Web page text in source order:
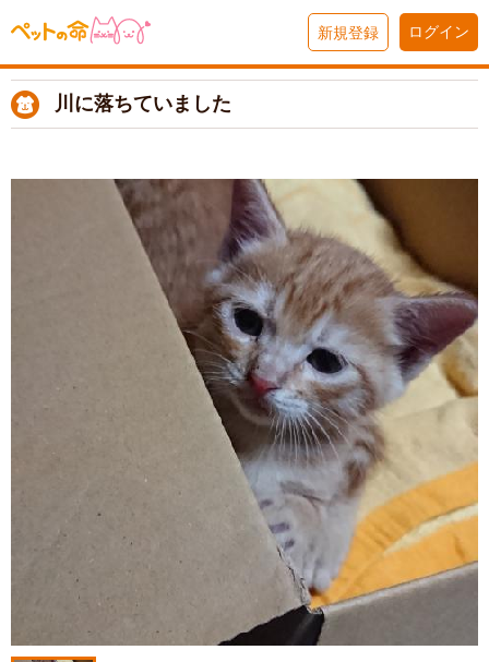
新規登録 ログイン
川に落ちていました